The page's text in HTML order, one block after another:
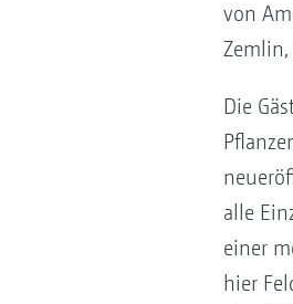
von
Die
alle
einer
hier